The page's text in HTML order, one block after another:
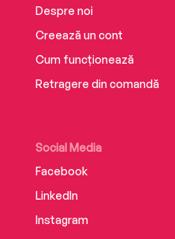
Despre noi
Creează un cont
Cum funcționează
Retragere din comandă
Social Media
Facebook
LinkedIn
Instagram